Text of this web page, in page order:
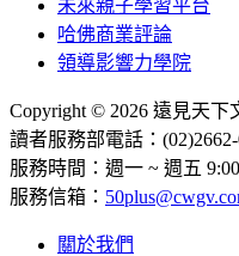
未來親子學習平台
哈佛商業評論
領導影響力學院
Copyright © 2026 遠見天下
讀者服務部電話：(02)2662-
服務時間：週一 ~ 週五
服務信箱：
關於我們